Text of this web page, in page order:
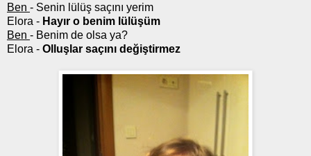
Ben - Senin lülüş saçını yerim
Elora - Hayır o benim lülüşüm
Ben - Benim de olsa ya?
Elora - Olluşlar saçını değiştirmez